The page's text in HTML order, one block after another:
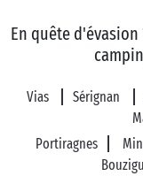
En quête
Vias Sérignan
Portiragnes